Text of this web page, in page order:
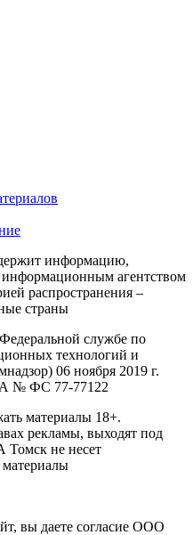
информацию,
агентством
распространения –
страны
службе по
технологий и
06 ноября 2019 г.
№ ФС 77-77122
материалы 18+.
рекламы, выходят под
не несет
материалы
вы даете согласие ООО